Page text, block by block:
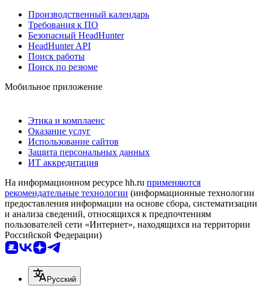
Производственный календарь
Требования к ПО
Безопасный HeadHunter
HeadHunter API
Поиск работы
Поиск по резюме
Мобильное приложение
Этика и комплаенс
Оказание услуг
Использование сайтов
Защита персональных данных
ИТ аккредитация
На информационном ресурсе hh.ru применяются
рекомендательные технологии (информационные технологии
предоставления информации на основе сбора, систематизации
и анализа сведений, относящихся к предпочтениям
пользователей сети «Интернет», находящихся на территории
Российской Федерации)
Русский